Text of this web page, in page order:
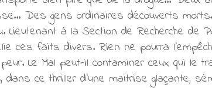
Des gens ordinaires découverts
à la Section de Recherche de
ces faits divers. Rien ne pourra
Le Mal peut-il contaminer ceux qui le
dans ce thriller d’une maitrise glaçante,